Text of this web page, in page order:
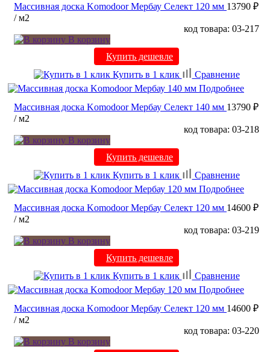
Массивная доска Komodoor Мербау Селект 120 мм 13790 ₽
/ м2
код товара: 03-217
В корзину
Купить дешевле
Купить в 1 клик
Сравнение
Подробнее
Массивная доска Komodoor Мербау Селект 140 мм 13790 ₽
/ м2
код товара: 03-218
В корзину
Купить дешевле
Купить в 1 клик
Сравнение
Подробнее
Массивная доска Komodoor Мербау Селект 120 мм 14600 ₽
/ м2
код товара: 03-219
В корзину
Купить дешевле
Купить в 1 клик
Сравнение
Подробнее
Массивная доска Komodoor Мербау Селект 120 мм 14600 ₽
/ м2
код товара: 03-220
В корзину